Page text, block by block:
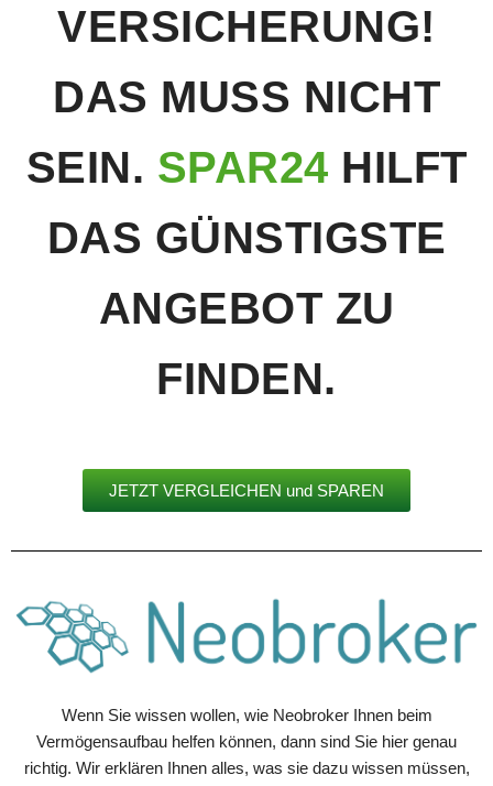
VERSICHERUNG!
DAS MUSS NICHT
SEIN. SPAR24 HILFT
DAS GÜNSTIGSTE
ANGEBOT ZU
FINDEN.
JETZT VERGLEICHEN und SPAREN
Wenn Sie wissen wollen, wie Neobroker Ihnen beim
Vermögensaufbau helfen können, dann sind Sie hier genau
richtig. Wir erklären Ihnen alles, was sie dazu wissen müssen,